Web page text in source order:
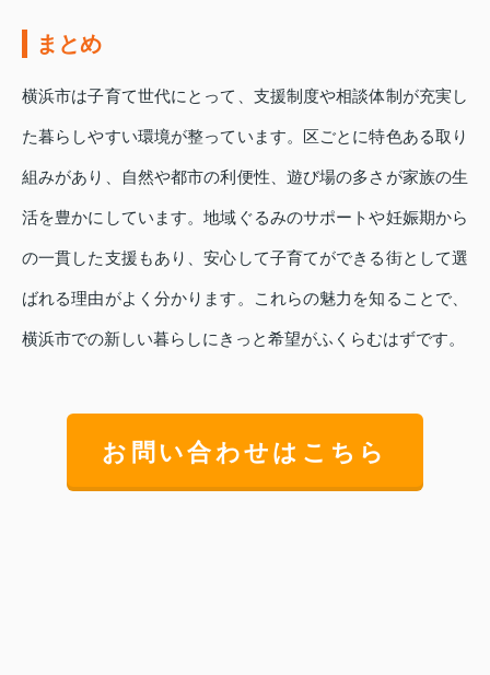
まとめ
横浜市は子育て世代にとって、支援制度や相談体制が充実し
た暮らしやすい環境が整っています。区ごとに特色ある取り
組みがあり、自然や都市の利便性、遊び場の多さが家族の生
活を豊かにしています。地域ぐるみのサポートや妊娠期から
の一貫した支援もあり、安心して子育てができる街として選
ばれる理由がよく分かります。これらの魅力を知ることで、
横浜市での新しい暮らしにきっと希望がふくらむはずです。
お問い合わせはこちら